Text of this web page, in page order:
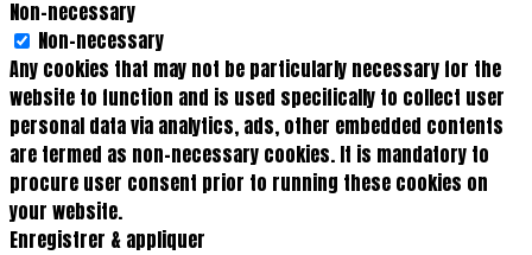
Non-necessary
Non-necessary
Any cookies that may not be particularly necessary for the
website to function and is used specifically to collect user
personal data via analytics, ads, other embedded contents
are termed as non-necessary cookies. It is mandatory to
procure user consent prior to running these cookies on
your website.
Enregistrer & appliquer